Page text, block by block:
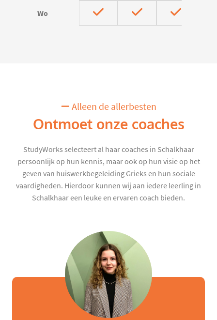
Wo
Alleen de allerbesten
Ontmoet onze coaches
StudyWorks selecteert al haar coaches in Schalkhaar
persoonlijk op hun kennis, maar ook op hun visie op het
geven van huiswerkbegeleiding Grieks en hun sociale
vaardigheden. Hierdoor kunnen wij aan iedere leerling in
Schalkhaar een leuke en ervaren coach bieden.